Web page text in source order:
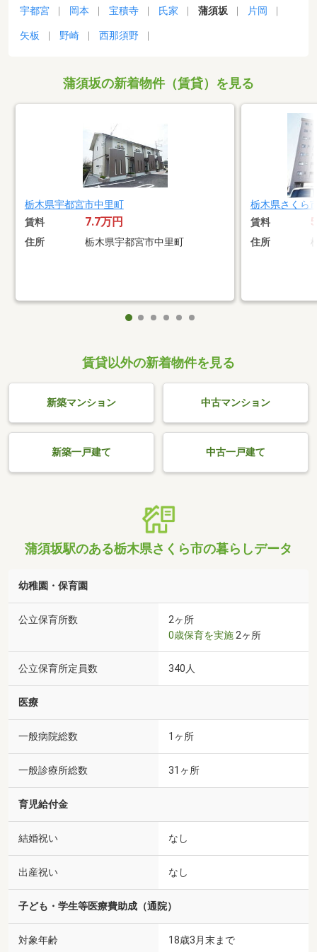
宇都宮 岡本 宝積寺 氏家 蒲須坂 片岡
矢板 野崎 西那須野
蒲須坂の新着物件（賃貸）を見る
栃木県宇都宮市中里町
賃料 7.7万円
住所 栃木県宇都宮市中里町
栃木県さくら
賃料
住所
賃貸以外の新着物件を見る
新築マンション 中古マンション
新築一戸建て 中古一戸建て
蒲須坂駅のある栃木県さくら市の暮らしデータ
幼稚園・保育園
公立保育所数
2ヶ所
0歳保育を実施 2ヶ所
公立保育所定員数 340人
医療
一般病院総数 1ヶ所
一般診療所総数 31ヶ所
育児給付金
結婚祝い なし
出産祝い なし
子ども・学生等医療費助成（通院）
対象年齢 18歳3月末まで